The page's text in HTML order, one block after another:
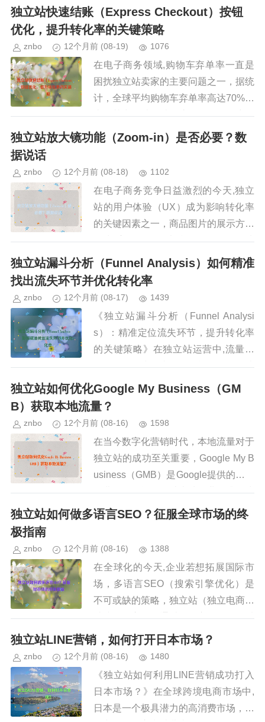
成本高、分发渠道受限，独立站（如电
商、内容平台、SaaS服务等...
独立站快速结账（Express Checkout）按钮
优化，提升转化率的关键策略
znbo 12个月前 (08-19) 1076
在电子商务领域,购物车弃单率一直是
困扰独立站卖家的主要问题之一，据统
计，全球平均购物车弃单率高达70%以
上，其中繁琐的结账流程是导致用户放
弃购买的主要原因之一，为了降低弃单
独立站放大镜功能（Zoom-in）是否必要？数
据说话
znbo 12个月前 (08-18) 1102
在电子商务竞争日益激烈的今天,独立
站的用户体验（UX）成为影响转化率
的关键因素之一，商品图片的展示方式
尤为重要，而“放大镜”（Zoom-in）功
能作为一种常见的交互设计，允许用户
放大查看商品细节，这一...
独立站漏斗分析（Funnel Analysis）如何精准
找出流失环节并优化转化率
znbo 12个月前 (08-17) 1439
《独立站漏斗分析（Funnel Analysi
s）：精准定位流失环节，提升转化率
的关键策略》在独立站运营中,流量获
取只是第一步，真正的挑战在于如何让
访客顺利完成购买流程，提高转化率，
许多独立站运营者发...
独立站如何优化Google My Business（GM
B）获取本地流量？
znbo 12个月前 (08-16) 1598
在当今数字化营销时代，本地流量对于
独立站的成功至关重要，Google My B
usiness（GMB）是Google提供的一项
免费工具，能够帮助本地企业提升在线
可见度，吸引更多潜在客户，对于独立
独立站如何做多语言SEO？征服全球市场的终
极指南
znbo 12个月前 (08-16) 1388
在全球化的今天,企业若想拓展国际市
场，多语言SEO（搜索引擎优化）是
不可或缺的策略，独立站（独立电商网
站或品牌官网）通过多语言优化，可以
吸引不同国家和地区的用户，提高品牌
独立站LINE营销，如何打开日本市场？
znbo 12个月前 (08-16) 1480
《独立站如何利用LINE营销成功打入
日本市场？》在全球跨境电商市场中,
日本是一个极具潜力的高消费市场，由